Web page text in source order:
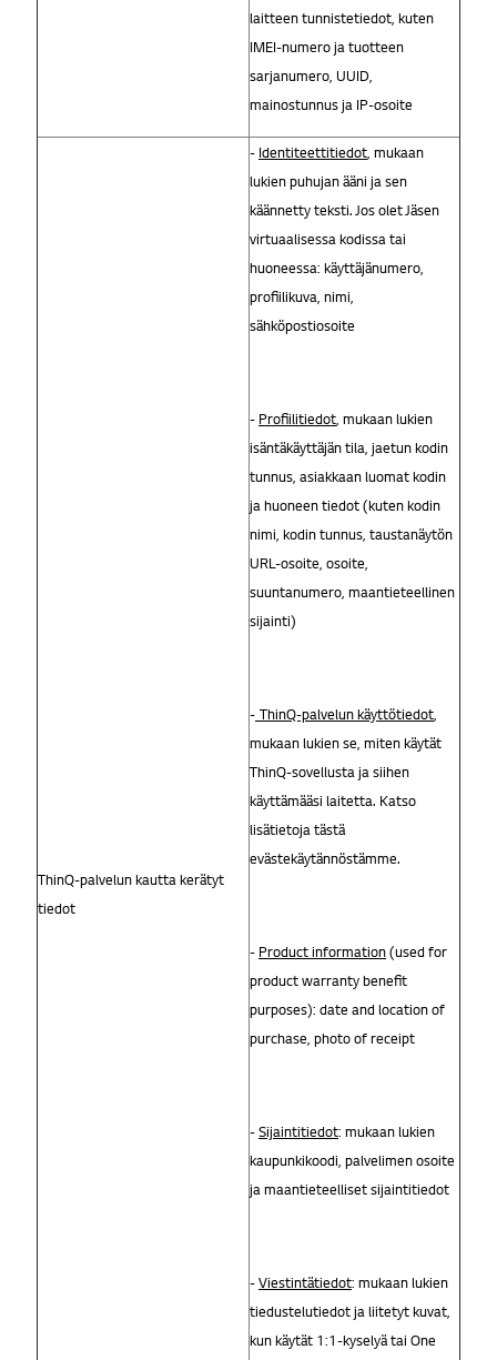
laitteen tunnistetiedot, kuten
IMEI-numero ja tuotteen
sarjanumero, UUID,
mainostunnus ja IP-osoite
ThinQ-palvelun kautta kerätyt
tiedot
- Identiteettitiedot, mukaan
lukien puhujan ääni ja sen
käännetty teksti. Jos olet Jäsen
virtuaalisessa kodissa tai
huoneessa: käyttäjänumero,
profiilikuva, nimi,
sähköpostiosoite
- Profiilitiedot, mukaan lukien
isäntäkäyttäjän tila, jaetun kodin
tunnus, asiakkaan luomat kodin
ja huoneen tiedot (kuten kodin
nimi, kodin tunnus, taustanäytön
URL-osoite, osoite,
suuntanumero, maantieteellinen
sijainti)
- ThinQ-palvelun käyttötiedot,
mukaan lukien se, miten käytät
ThinQ-sovellusta ja siihen
käyttämääsi laitetta. Katso
lisätietoja tästä
evästekäytännöstämme.
- Product information(used for
product warranty benefit
purposes): date and location of
purchase, photo of receipt
-Sijaintitiedot: mukaan lukien
kaupunkikoodi, palvelimen osoite
ja maantieteelliset sijaintitiedot
-Viestintätiedot: mukaan lukien
tiedustelutiedot ja liitetyt kuvat,
kun käytät 1:1-kyselyä tai One